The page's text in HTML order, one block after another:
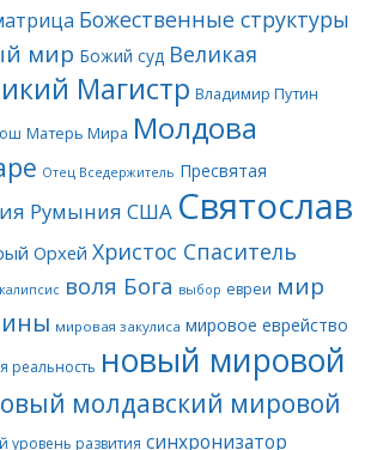
Божественные структуры
мир Божий суд Великая
Магистр Владимир Путин
Матерь Мира Молдова
Отец Вседержитель Пресвятая
Румыния США Святослав
Орхей Христос Спаситель
воля Бога выбор евреи мир
мировая закулиса мировое еврейство
реальность новый мировой
молдавский мировой
уровень развития синхронизатор